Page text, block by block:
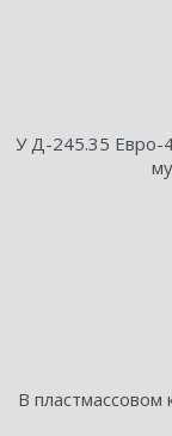
У Д-245.35 Евро-
В пластмассовом